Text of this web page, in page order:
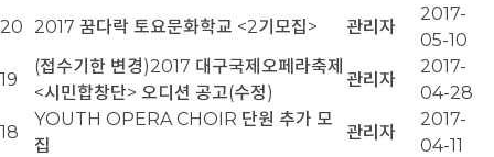
20
2017 꿈다락 토요문화학교 <2기모집> 관리자
2017-
05-10
19
(접수기한 변경)2017 대구국제오페라축제
<시민합창단> 오디션 공고(수정)
관리자
2017-
04-28
18
YOUTH OPERA CHOIR 단원 추가 모
집
관리자
2017-
04-11